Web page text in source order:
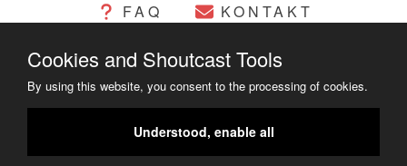
FAQ KONTAKT
CHANGELOG COOKIES
Cookies and Shoutcast Tools
By using this website, you consent to the processing of cookies.
Understood, enable all